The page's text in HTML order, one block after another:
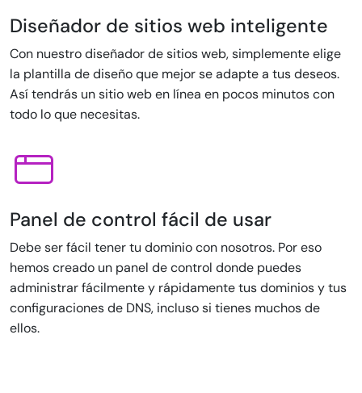
Diseñador de sitios web inteligente
Con nuestro diseñador de sitios web, simplemente elige
la plantilla de diseño que mejor se adapte a tus deseos.
Así tendrás un sitio web en línea en pocos minutos con
todo lo que necesitas.
Panel de control fácil de usar
Debe ser fácil tener tu dominio con nosotros. Por eso
hemos creado un panel de control donde puedes
administrar fácilmente y rápidamente tus dominios y tus
configuraciones de DNS, incluso si tienes muchos de
ellos.